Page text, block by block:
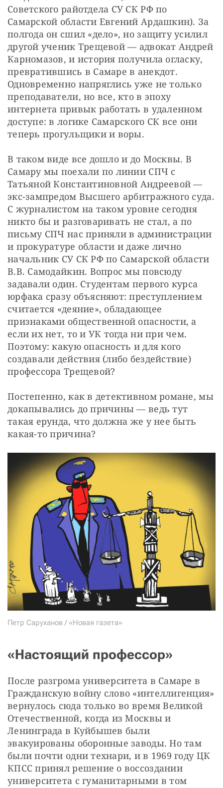
Советского райотдела СУ СК РФ по
Самарской области Евгений Ардашкин). За
полгода он сшил «дело», но защиту усилил
другой ученик Трещевой — адвокат Андрей
Карномазов, и история получила огласку,
превратившись в Самаре в анекдот.
Одновременно напряглись уже не только
преподаватели, но все, кто в эпоху
интернета привык работать в удаленном
доступе: в логике Самарского СК все они
теперь прогульщики и воры.
В таком виде все дошло и до Москвы. В
Самару мы поехали по линии СПЧ с
Татьяной Константиновной Андреевой —
экс-зампредом Высшего арбитражного суда.
С журналистом на таком уровне сегодня
никто бы и разговаривать не стал, а по
письму СПЧ нас приняли в администрации
и прокуратуре области и даже лично
начальник СУ СК РФ по Самарской области
В.В. Самодайкин. Вопрос мы повсюду
задавали один. Студентам первого курса
юрфака сразу объясняют: преступлением
считается «деяние», обладающее
признаками общественной опасности, а
если их нет, то и УК тогда ни при чем.
Поэтому: какую опасность и для кого
создавали действия (либо бездействие)
профессора Трещевой?
Постепенно, как в детективном романе, мы
докапывались до причины — ведь тут
такая ерунда, что должна же у нее быть
какая-то причина?
Петр Саруханов / «Новая газета»
«Настоящий профессор»
После разгрома университета в Самаре в
Гражданскую войну слово «интеллигенция»
вернулось сюда только во время Великой
Отечественной, когда из Москвы и
Ленинграда в Куйбышев были
эвакуированы оборонные заводы. Но там
были почти одни технари, и в 1969 году ЦК
КПСС принял решение о воссоздании
университета с гуманитарными в том